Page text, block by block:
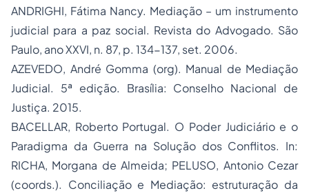
ANDRIGHI, Fátima Nancy. Mediação – um instrumento
judicial para a paz social. Revista do Advogado. São
Paulo, ano XXVI, n. 87, p. 134-137, set. 2006.
AZEVEDO, André Gomma (org). Manual de Mediação
Judicial. 5ª edição. Brasília: Conselho Nacional de
Justiça. 2015.
BACELLAR, Roberto Portugal. O Poder Judiciário e o
Paradigma da Guerra na Solução dos Conflitos. In:
RICHA, Morgana de Almeida; PELUSO, Antonio Cezar
(coords.). Conciliação e Mediação: estruturação da